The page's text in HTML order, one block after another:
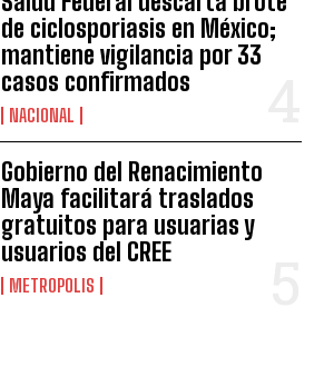
de ciclosporiasis en México;
mantiene vigilancia por 33
casos confirmados
NACIONAL
Gobierno del Renacimiento
Maya facilitará traslados
gratuitos para usuarias y
usuarios del CREE
METROPOLIS